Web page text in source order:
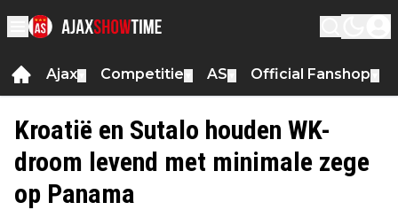
Ajax Competitie AS Official Fanshop
Kroatië en Sutalo houden WK-
droom levend met minimale zege
op Panama